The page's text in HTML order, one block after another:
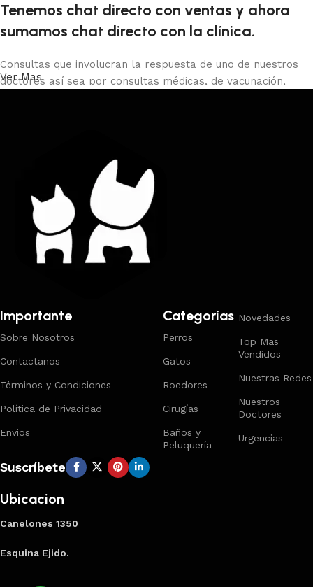
Tenemos chat directo con ventas y ahora
sumamos chat directo con la clínica.
Consultas que involucran la respuesta de uno de nuestros
doctores así sea por consultas médicas, de vacunación,
Ver Mas
Importante
Sobre Nosotros
Contactanos
Términos y Condiciones
Política de Privacidad
Envios
Categorías
Perros
Gatos
Roedores
Cirugías
Baños y
Peluquería
Novedades
Top Mas
Vendidos
Nuestras Redes
Nuestros
Doctores
Urgencias
Suscríbete
Ubicacion
Canelones 1350
Esquina Ejido.